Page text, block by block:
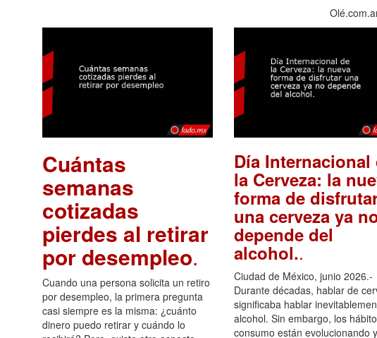
Cuántas
semanas
cotizadas
pierdes al retirar
por desempleo.
Cuando una persona solicita un retiro
por desempleo, la primera pregunta
casi siempre es la misma: ¿cuánto
dinero puedo retirar y cuándo lo
Día Internacional
la Cerveza: la
forma de
una cerveza ya
depende del
alcohol..
Ciudad de México, junio 2026.-
Durante décadas, hablar de
significaba hablar
alcohol. Sin embargo, los
consumo están evolucionando